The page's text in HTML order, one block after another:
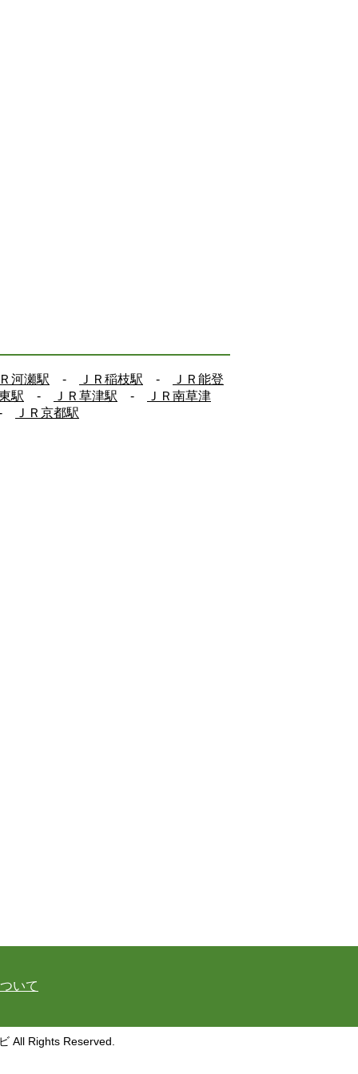
Ｒ河瀬駅 - ＪＲ稲枝駅 -
ＪＲ能登
駅 - ＪＲ草津駅 -
ＪＲ南草津
ＪＲ京都駅
いて
All Rights Reserved.